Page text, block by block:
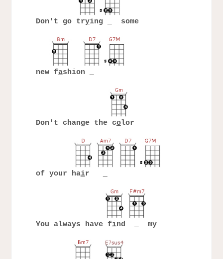
Don't go trying some
new fashion
Don't change the color
of your hair
You always have find my